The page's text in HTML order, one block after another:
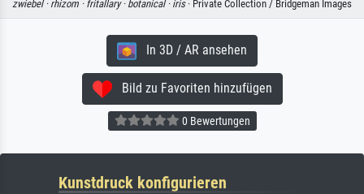
zwiebel · rhizom · fritallary · botanical · iris· Private Collection / Bridgeman Images
In 3D / AR ansehen
Bild zu Favoriten hinzufügen
0 Bewertungen
Kunstdruck konfigurieren